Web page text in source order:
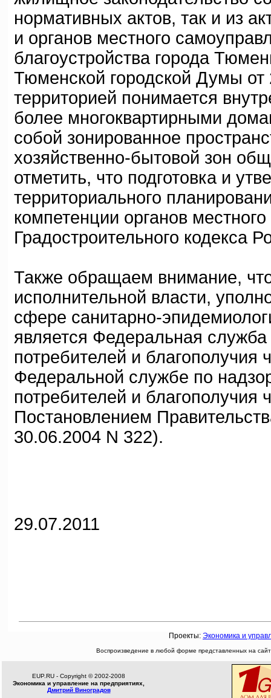
нормативных актов, так и из
и органов местного
благоустройства города
Тюменской городской Думы
территорией понимается
более многоквартирными
собой зонированное
хозяйственно-бытовой зон
отметить, что подготовка и
территориального
компетенции органов
Градостроительного кодекса
Также обращаем внимание,
исполнительной власти,
сфере санитарно-
является Федеральная
потребителей и
Федеральной службе по
потребителей и благополучия
Постановлением
30.06.2004 N 322).
29.07.2011
Проекты: Экономика и
Воспроизведение в любой форме представленных на
EUP.RU - Copyright © 2002-2008
Экономика и управление на предприятиях,
Дмитрий Виноградов